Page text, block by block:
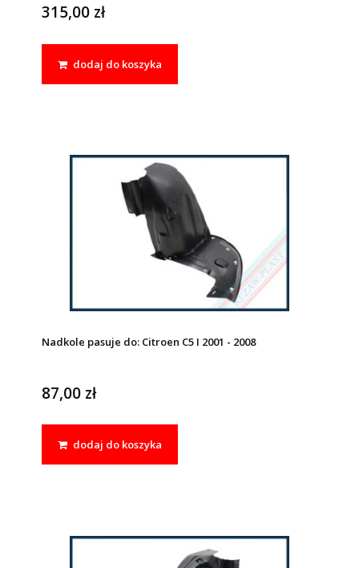
315,00 zł
dodaj do koszyka
Nadkole pasuje do: Citroen C5 I 2001 - 2008
87,00 zł
dodaj do koszyka